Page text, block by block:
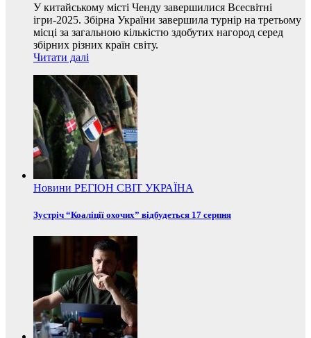
У китайському місті Ченду завершилися Всесвітні
ігри-2025. Збірна України завершила турнір на третьому
місці за загальною кількістю здобутих нагород серед
збірних різних країн світу.
Читати далі
Новини РЕГІОН СВІТ УКРАЇНА
Зустріч “Коаліції охочих” відбудеться 17 серпня